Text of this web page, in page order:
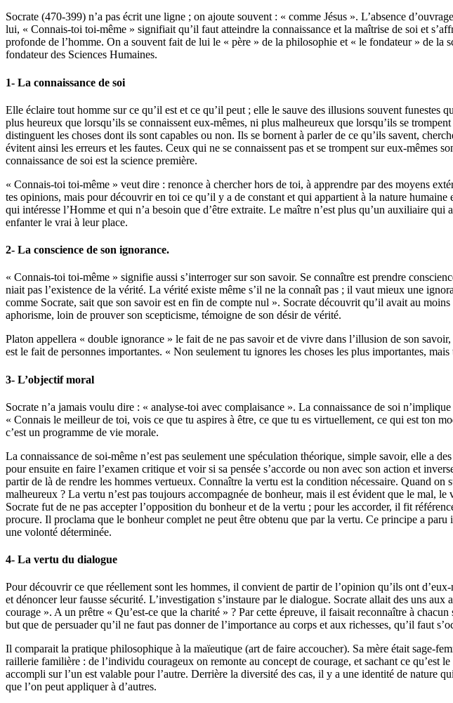
Socrate (470-399) n’a pas écrit une ligne ; on ajoute souvent : « comme Jésus ». L’absence
lui, « Connais-toi toi-même » signifiait qu’il faut atteindre la connaissance et la maîtrise de soi et
profonde de l’homme. On a souvent fait de lui le « père » de la philosophie et « le fondateur » de la
fondateur des Sciences Humaines.
1- La connaissance de soi
Elle éclaire tout homme sur ce qu’il est et ce qu’il peut ; elle le sauve des illusions souvent funestes
plus heureux que lorsqu’ils se connaissent eux-mêmes, ni plus malheureux que lorsqu’ils se
distinguent les choses dont ils sont capables ou non. Ils se bornent à parler de ce qu’ils savent,
évitent ainsi les erreurs et les fautes. Ceux qui ne se connaissent pas et se trompent sur eux-mêmes
connaissance de soi est la science première.
« Connais-toi toi-même » veut dire : renonce à chercher hors de toi, à apprendre par des moyens
tes opinions, mais pour découvrir en toi ce qu’il y a de constant et qui appartient à la nature humaine
qui intéresse l’Homme et qui n’a besoin que d’être extraite. Le maître n’est plus qu’un auxiliaire qui
enfanter le vrai à leur place.
2- La conscience de son ignorance.
« Connais-toi toi-même » signifie aussi s’interroger sur son savoir. Se connaître est prendre
niait pas l’existence de la vérité. La vérité existe même s’il ne la connaît pas ; il vaut mieux une
comme Socrate, sait que son savoir est en fin de compte nul ». Socrate découvrit qu’il avait au
aphorisme, loin de prouver son scepticisme, témoigne de son désir de vérité.
Platon appellera « double ignorance » le fait de ne pas savoir et de vivre dans l’illusion de son
est le fait de personnes importantes. « Non seulement tu ignores les choses les plus importantes,
3- L’objectif moral
Socrate n’a jamais voulu dire : « analyse-toi avec complaisance ». La connaissance de soi
« Connais le meilleur de toi, vois ce que tu aspires à être, ce que tu es virtuellement, ce qui est ton
c’est un programme de vie morale.
La connaissance de soi-même n’est pas seulement une spéculation théorique, simple savoir, elle a
pour ensuite en faire l’examen critique et voir si sa pensée s’accorde ou non avec son action et
partir de là de rendre les hommes vertueux. Connaître la vertu est la condition nécessaire. Quand on
malheureux ? La vertu n’est pas toujours accompagnée de bonheur, mais il est évident que le mal,
Socrate fut de ne pas accepter l’opposition du bonheur et de la vertu ; pour les accorder, il fit
procure. Il proclama que le bonheur complet ne peut être obtenu que par la vertu. Ce principe a paru
une volonté déterminée.
4- La vertu du dialogue
Pour découvrir ce que réellement sont les hommes, il convient de partir de l’opinion qu’ils ont d’eux-
et dénoncer leur fausse sécurité. L’investigation s’instaure par le dialogue. Socrate allait des uns aux
courage ». A un prêtre « Qu’est-ce que la charité » ? Par cette épreuve, il faisait reconnaître à
but que de persuader qu’il ne faut pas donner de l’importance au corps et aux richesses, qu’il faut
Il comparait la pratique philosophique à la maïeutique (art de faire accoucher). Sa mère était sage-
raillerie familière : de l’individu courageux on remonte au concept de courage, et sachant ce qu’est
accompli sur l’un est valable pour l’autre. Derrière la diversité des cas, il y a une identité de nature qui
que l’on peut appliquer à d’autres.